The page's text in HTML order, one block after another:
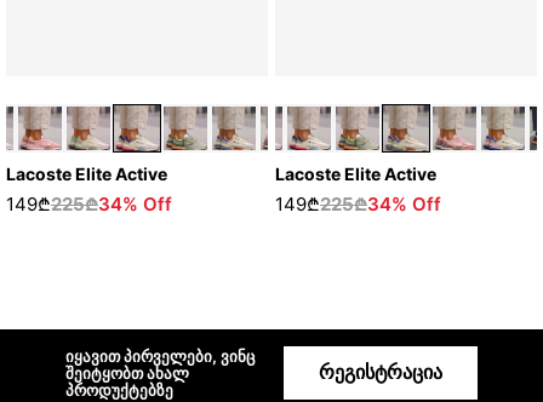
Lacoste Elite Active
149₾225₾34% Off
Lacoste Elite Active
149₾225₾34% Off
იყავით პირველები, ვინც
შეიტყობთ ახალ
პროდუქტებზე
რეგისტრაცია